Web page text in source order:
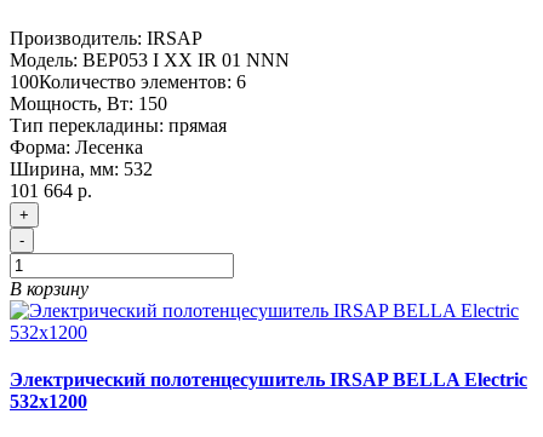
Производитель: IRSAP
Модель: BEP053 I XX IR 01 NNN
100Количество элементов: 6
Мощность, Вт: 150
Тип перекладины: прямая
Форма: Лесенка
Ширина, мм: 532
101 664 р.
+
-
В корзину
Электрический полотенцесушитель IRSAP BELLA Electric
532х1200